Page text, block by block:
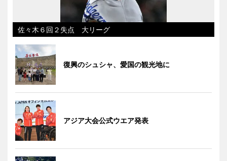
佐々木６回２失点 大リーグ
復興のシュシャ、愛国の観光地に
アジア大会公式ウエア発表